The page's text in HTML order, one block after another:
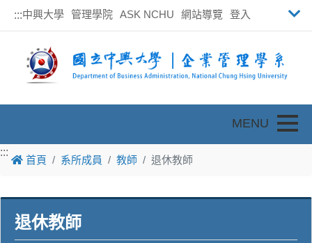
:::中興大學 管理學院 ASK NCHU 網站導覽 登入
:::
首頁 系所成員 教師 退休教師
退休教師